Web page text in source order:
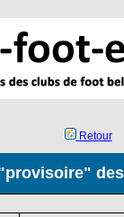
Retour